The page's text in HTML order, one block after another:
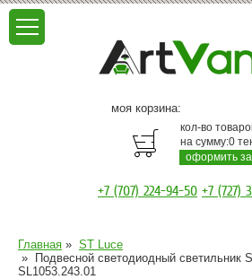
моя корзина:
кол-во
на сумму:0
оформить
+7 (707) 224-94-50 +7 (727)
Главная » ST Luce
»
Подвесной светодиодный светильник
SL1053.243.01